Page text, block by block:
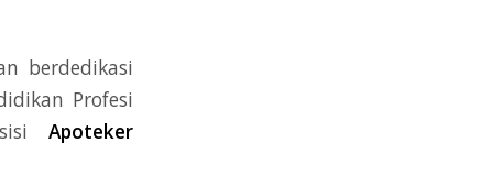
berdedikasi
Profesi
Apoteker